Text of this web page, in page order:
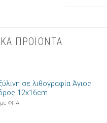
ΠΡΟΪΟΝΤΑ
Πρόσθήκη
σε λιθογραφία Άγιος
12x16cm
με ΦΠΑ